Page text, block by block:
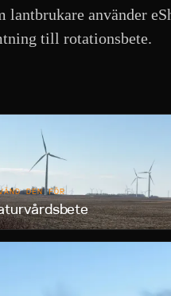
lantbrukare använder
till rotationsbete.
DEN FÖR